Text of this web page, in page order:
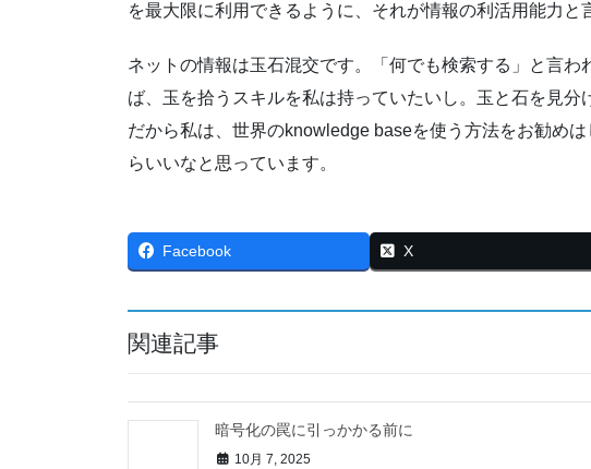
を最大限に利用できるように、それが情報の利活用能力と
ネットの情報は玉石混交です。「何でも検索する」と言
ば、玉を拾うスキルを私は持っていたいし。玉と石を見分
だから私は、世界のknowledge baseを使う方法をお勧め
らいいなと思っています。
Facebook X
関連記事
暗号化の罠に引っかかる前に
10月 7, 2025